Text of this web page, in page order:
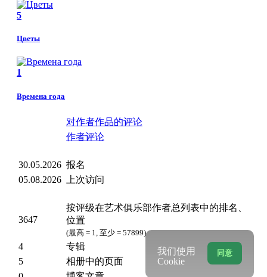
5
Цветы
1
Времена года
对作者作品的评论
作者评论
30.05.2026 报名
05.08.2026
上次访问
3647
按评级在艺术俱乐部作者总列表中的排名、
位置
(最高 = 1, 至少 = 57899)
4
专辑
5
相册中的页面
同意
我们使用
Cookie